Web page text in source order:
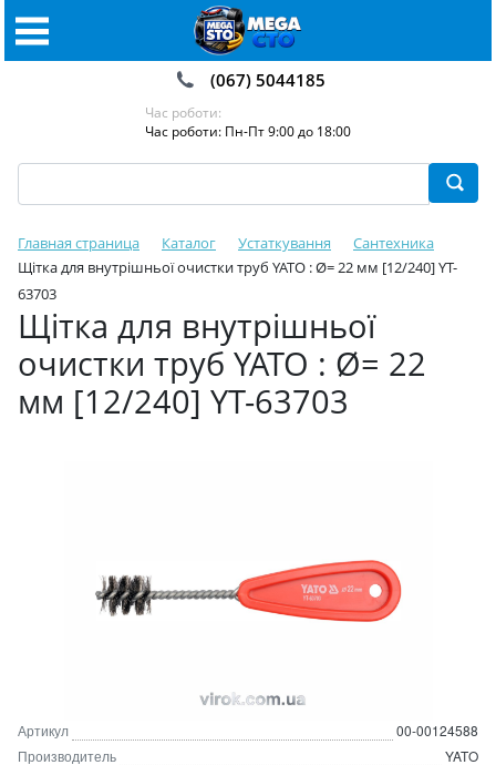
(067) 5044185
Час роботи:
Час роботи: Пн-Пт 9:00 до 18:00
Главная страница Каталог Устаткування
Сантехника
Щітка для внутрішньої очистки труб YATO : Ø= 22 мм [12/240] YT-
63703
Щітка для внутрішньої
очистки труб YATO : Ø= 22
мм [12/240] YT-63703
Артикул
00-00124588
Производитель
YATO